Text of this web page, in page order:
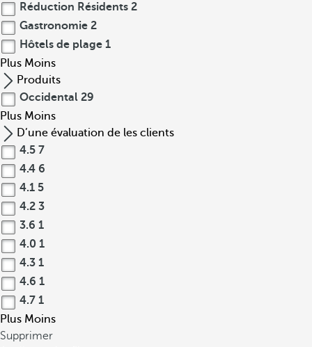
Réduction Résidents 2
Gastronomie 2
Hôtels de plage 1
Plus Moins
Produits
Occidental 29
Plus Moins
D’une évaluation de les clients
4.5 7
4.4 6
4.1 5
4.2 3
3.6 1
4.0 1
4.3 1
4.6 1
4.7 1
Plus Moins
Supprimer